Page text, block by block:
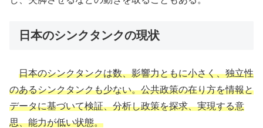
日本のシンクタンクの現状
日本のシンクタンクは数、影響力ともに小さく、独立性
のあるシンクタンクも少ない。公共政策の在り方を情報と
データに基づいて検証、分析し政策を探求、実現する意
思、能力が低い状態。